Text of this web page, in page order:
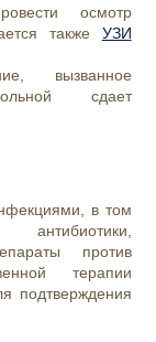
осмотр
также УЗИ
вызванное
сдает
в том
против
терапии
подтверждения